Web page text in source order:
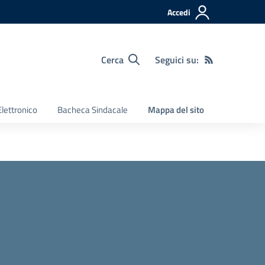
Accedi
Cerca Seguici su:
Bacheca Sindacale Mappa del sito